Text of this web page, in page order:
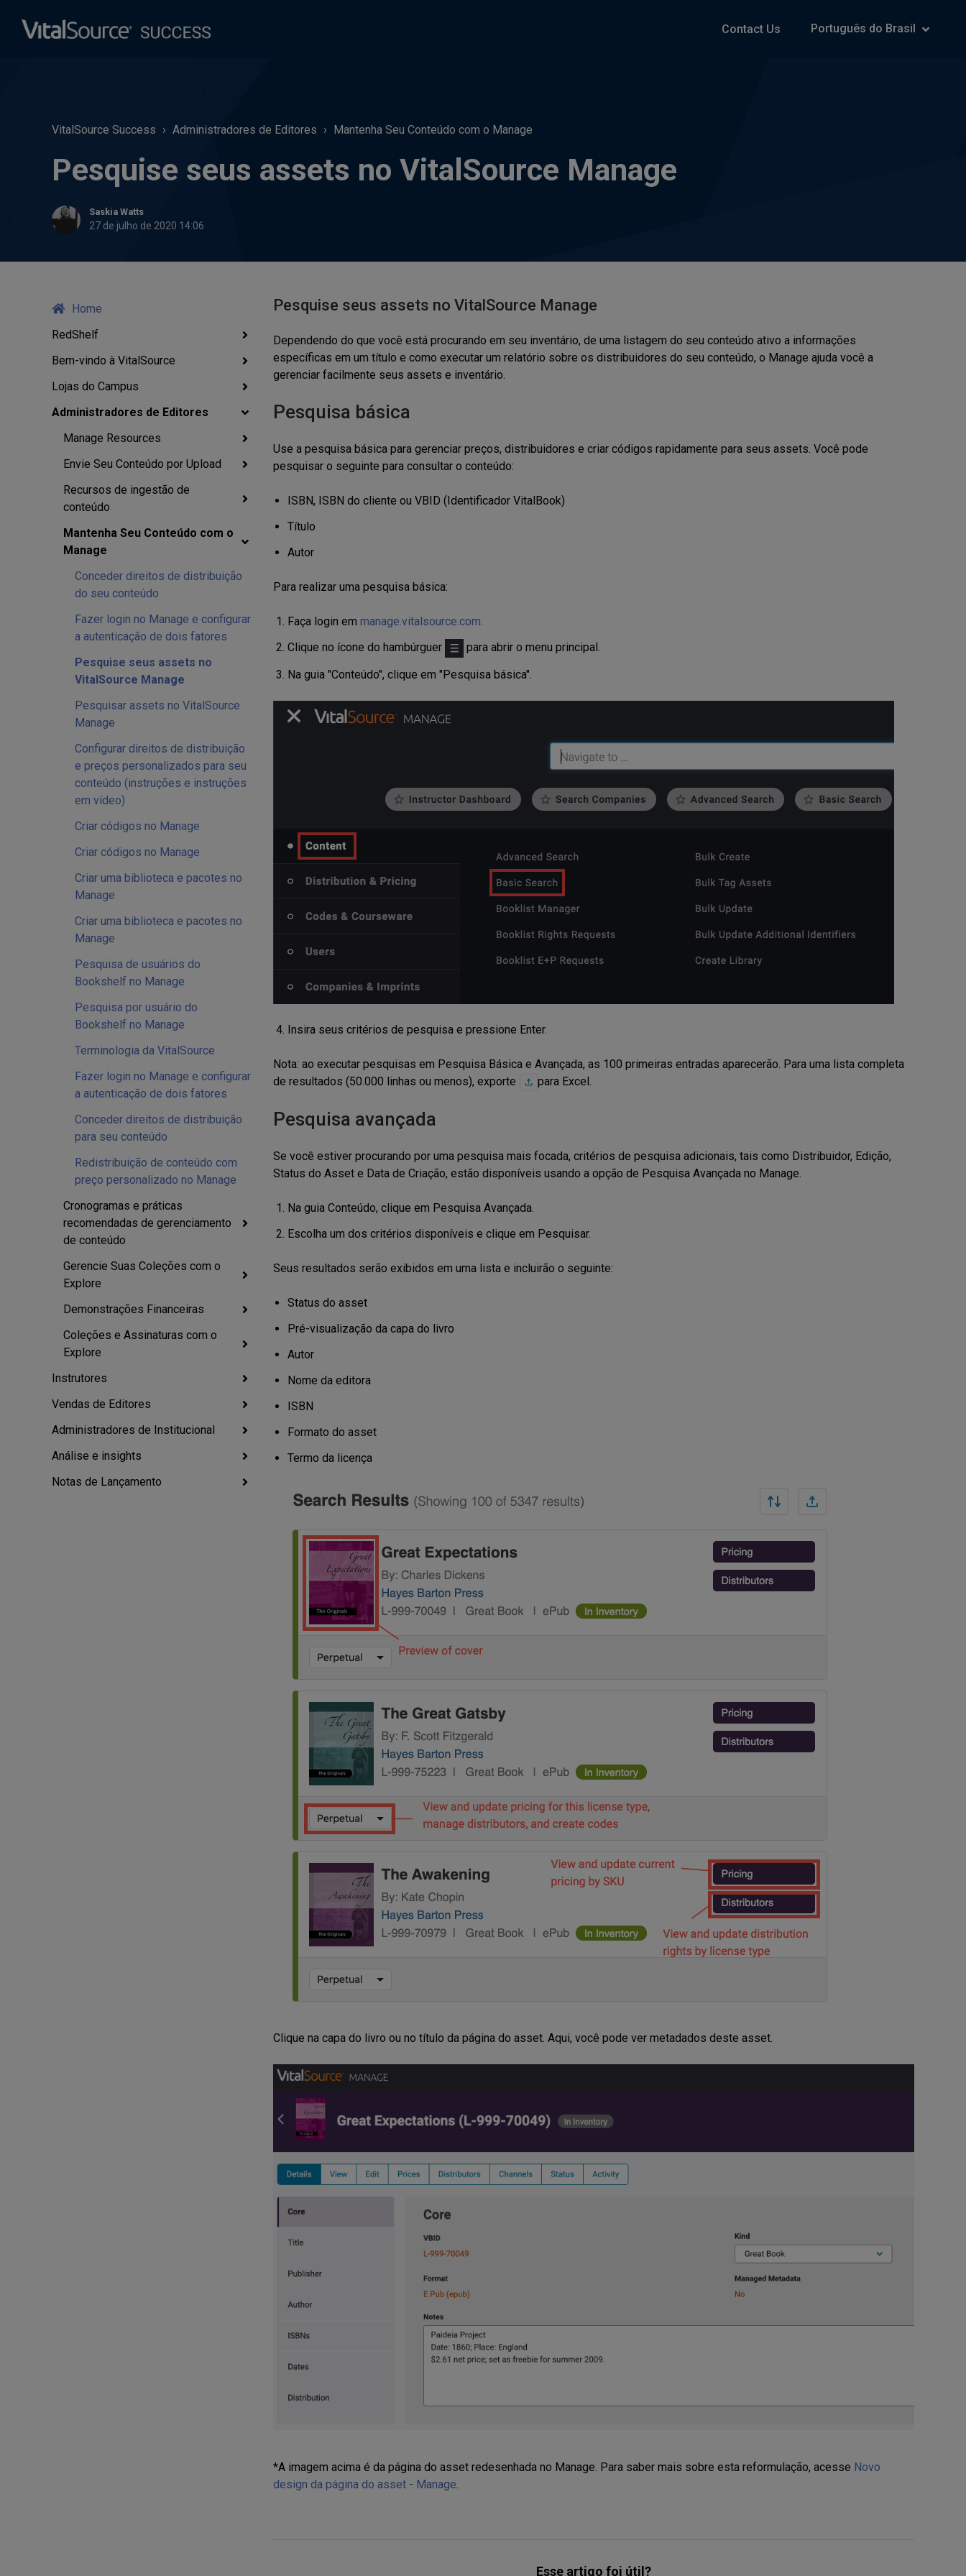
Contact Us Português do Brasil
VitalSource Success Administradores de Editores Mantenha Seu Conteúdo com o Manage
Pesquise seus assets no VitalSource Manage
Saskia Watts
27 de julho de 2020 14:06
Home
RedShelf
Bem-vindo à VitalSource
Lojas do Campus
Administradores de Editores
Manage Resources
Envie Seu Conteúdo por Upload
Recursos de ingestão de
conteúdo
Mantenha Seu Conteúdo com o
Manage
Conceder direitos de distribuição
do seu conteúdo
Fazer login no Manage e configurar
a autenticação de dois fatores
Pesquise seus assets no
VitalSource Manage
Pesquisar assets no VitalSource
Manage
Configurar direitos de distribuição
e preços personalizados para seu
conteúdo (instruções e instruções
em vídeo)
Criar códigos no Manage
Criar códigos no Manage
Criar uma biblioteca e pacotes no
Manage
Criar uma biblioteca e pacotes no
Manage
Pesquisa de usuários do
Bookshelf no Manage
Pesquisa por usuário do
Bookshelf no Manage
Terminologia da VitalSource
Fazer login no Manage e configurar
a autenticação de dois fatores
Conceder direitos de distribuição
para seu conteúdo
Redistribuição de conteúdo com
preço personalizado no Manage
Cronogramas e práticas
recomendadas de gerenciamento
de conteúdo
Gerencie Suas Coleções com o
Explore
Demonstrações Financeiras
Coleções e Assinaturas com o
Explore
Instrutores
Vendas de Editores
Administradores de Institucional
Análise e insights
Notas de Lançamento
Pesquise seus assets no VitalSource Manage
Dependendo do que você está procurando em seu inventário, de uma listagem do seu conteúdo ativo a informações
específicas em um título e como executar um relatório sobre os distribuidores do seu conteúdo, o Manage ajuda você a
gerenciar facilmente seus assets e inventário.
Pesquisa básica
Use a pesquisa básica para gerenciar preços, distribuidores e criar códigos rapidamente para seus assets. Você pode
pesquisar o seguinte para consultar o conteúdo:
ISBN, ISBN do cliente ou VBID (Identificador VitalBook)
Título
Autor
Para realizar uma pesquisa básica:
Faça login em manage.vitalsource.com.
Clique no ícone do hambúrguer
para abrir o menu principal.
Na guia "Conteúdo", clique em "Pesquisa básica".
Insira seus critérios de pesquisa e pressione Enter.
Nota: ao executar pesquisas em Pesquisa Básica e Avançada, as 100 primeiras entradas aparecerão. Para uma lista completa
de resultados (50.000 linhas ou menos), exporte
para Excel.
Pesquisa avançada
Se você estiver procurando por uma pesquisa mais focada, critérios de pesquisa adicionais, tais como Distribuidor, Edição,
Status do Asset e Data de Criação, estão disponíveis usando a opção de Pesquisa Avançada no Manage.
Na guia Conteúdo, clique em Pesquisa Avançada.
Escolha um dos critérios disponíveis e clique em Pesquisar.
Seus resultados serão exibidos em uma lista e incluirão o seguinte:
Status do asset
Pré-visualização da capa do livro
Autor
Nome da editora
ISBN
Formato do asset
Termo da licença
Clique na capa do livro ou no título da página do asset. Aqui, você pode ver metadados deste asset.
*A imagem acima é da página do asset redesenhada no Manage. Para saber mais sobre esta reformulação, acesse Novo
design da página do asset - Manage
Esse artigo foi útil?